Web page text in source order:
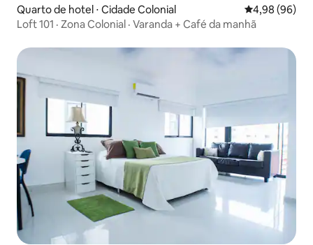
Quarto de hotel ⋅ Cidade Colonial 4,98 de uma
4,98 (96)
Loft 101 · Zona Colonial · Varanda + Café da manhã